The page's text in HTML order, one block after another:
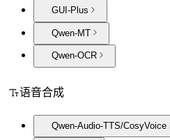
GUI-Plus
Qwen-MT
Qwen-OCR
语音合成
Qwen-Audio-TTS/CosyVoice